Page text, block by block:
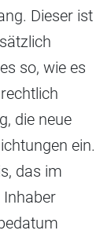
Dieser ist
so, wie es
die neue
ein.
das im